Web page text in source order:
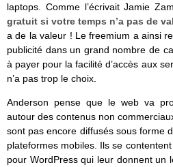
laptops. Comme l’écrivait Jamie
gratuit si votre temps n’a pas de
a de la valeur ! Le freemium a ainsi
publicité dans un grand nombre de
à payer pour la facilité d’accès aux
n’a pas trop le choix.
Anderson pense que le web va
autour des contenus non
sont pas encore diffusés sous forme
plateformes mobiles. Ils se
pour WordPress qui leur donnent un